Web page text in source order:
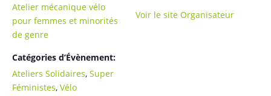
Atelier mécanique vélo
pour femmes et minorités
de genre
Catégories d’Évènement:
Ateliers Solidaires, Super
Féministes, Vélo
Voir le site Organisateur